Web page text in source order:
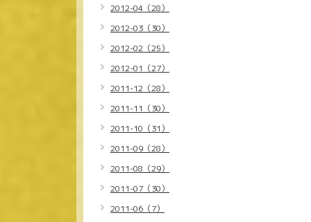
2012-04（28）
2012-03（30）
2012-02（25）
2012-01（27）
2011-12（28）
2011-11（30）
2011-10（31）
2011-09（28）
2011-08（29）
2011-07（30）
2011-06（7）